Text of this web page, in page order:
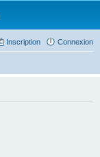
Connexion
Inscription